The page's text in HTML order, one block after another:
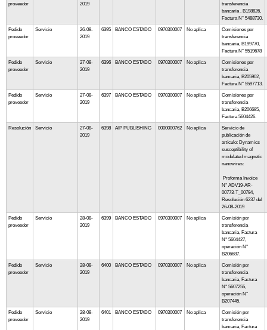
proveedor
2019
transferencia
bancaria , B198826,
Factura N° 5488730.
Pedido
proveedor
Servicio
26-08-
2019
6395 BANCO ESTADO 0970300007 No aplica
Comisiones por
transferencia
bancaria, B199770,
Factura N° 5519678
Pedido
proveedor
Servicio
27-08-
2019
6396 BANCO ESTADO 0970300007 No aplica
Comisiones por
transferencia
bancaria, B205902,
Factura N° 5597713.
Pedido
proveedor
Servicio
27-08-
2019
6397 BANCO ESTADO 0970300007 No aplica
Comisiones por
transferencia
bancaria, B206685,
Factura 5604426.
Resolución Servicio
27-08-
2019
6398 AIP PUBLISHING 0000000762 No aplica
Servicio de
publicación de
artículo: Dynamics
susceptibility of
modulated magnetic
nanowires:
Proforma Invoice
N° ADV19-AR-
00773-T_00794,
Resolución 6237 del
26-08-2019
Pedido
proveedor
Servicio
28-08-
2019
6399 BANCO ESTADO 0970300007 No aplica
Comisión por
transferencia
bancaria, Factura
N° 5604427,
operación N°
B206687.
Pedido
proveedor
Servicio
28-08-
2019
6400 BANCO ESTADO 0970300007 No aplica
Comisión por
transferencia
bancaria, Factura
N° 5607255,
operación N°
B207445.
Pedido
proveedor
Servicio
28-08-
2019
6401 BANCO ESTADO 0970300007 No aplica
Comisión por
transferencia
bancaria, Factura